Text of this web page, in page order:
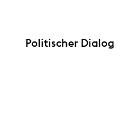
Politischer Dialog